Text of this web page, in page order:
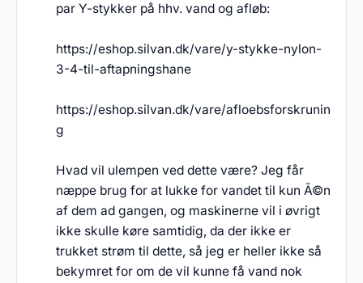
par Y-stykker på hhv. vand og afløb:
https://eshop.silvan.dk/vare/y-stykke-nylon-
3-4-til-aftapningshane
https://eshop.silvan.dk/vare/afloebsforskrunin
g
Hvad vil ulempen ved dette være? Jeg får
næppe brug for at lukke for vandet til kun Ã©n
af dem ad gangen, og maskinerne vil i øvrigt
ikke skulle køre samtidig, da der ikke er
trukket strøm til dette, så jeg er heller ikke så
bekymret for om de vil kunne få vand nok